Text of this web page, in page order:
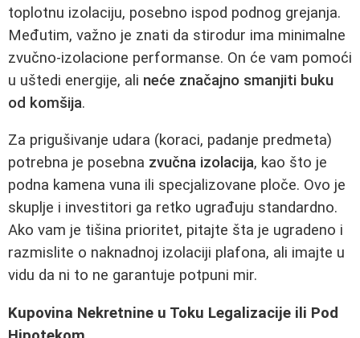
toplotnu izolaciju, posebno ispod podnog grejanja.
Međutim, važno je znati da stirodur ima minimalne
zvučno-izolacione performanse. On će vam pomoći
u uštedi energije, ali neće značajno smanjiti buku
od komšija.
Za prigušivanje udara (koraci, padanje predmeta)
potrebna je posebna zvučna izolacija, kao što je
podna kamena vuna ili specjalizovane ploče. Ovo je
skuplje i investitori ga retko ugrađuju standardno.
Ako vam je tišina prioritet, pitajte šta je ugradeno i
razmislite o naknadnoj izolaciji plafona, ali imajte u
vidu da ni to ne garantuje potpuni mir.
Kupovina Nekretnine u Toku Legalizacije ili Pod